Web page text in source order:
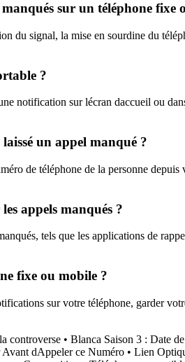
sur un téléphone fixe
du signal, la mise en sourdine du
?
notification sur lécran daccueil ou
un appel manqué ?
de téléphone de la personne
appels manqués ?
tels que les applications de
fixe ou mobile ?
sur votre téléphone, garder
controverse • Blanca Saison 3 : Date
dAppeler ce Numéro • Lien